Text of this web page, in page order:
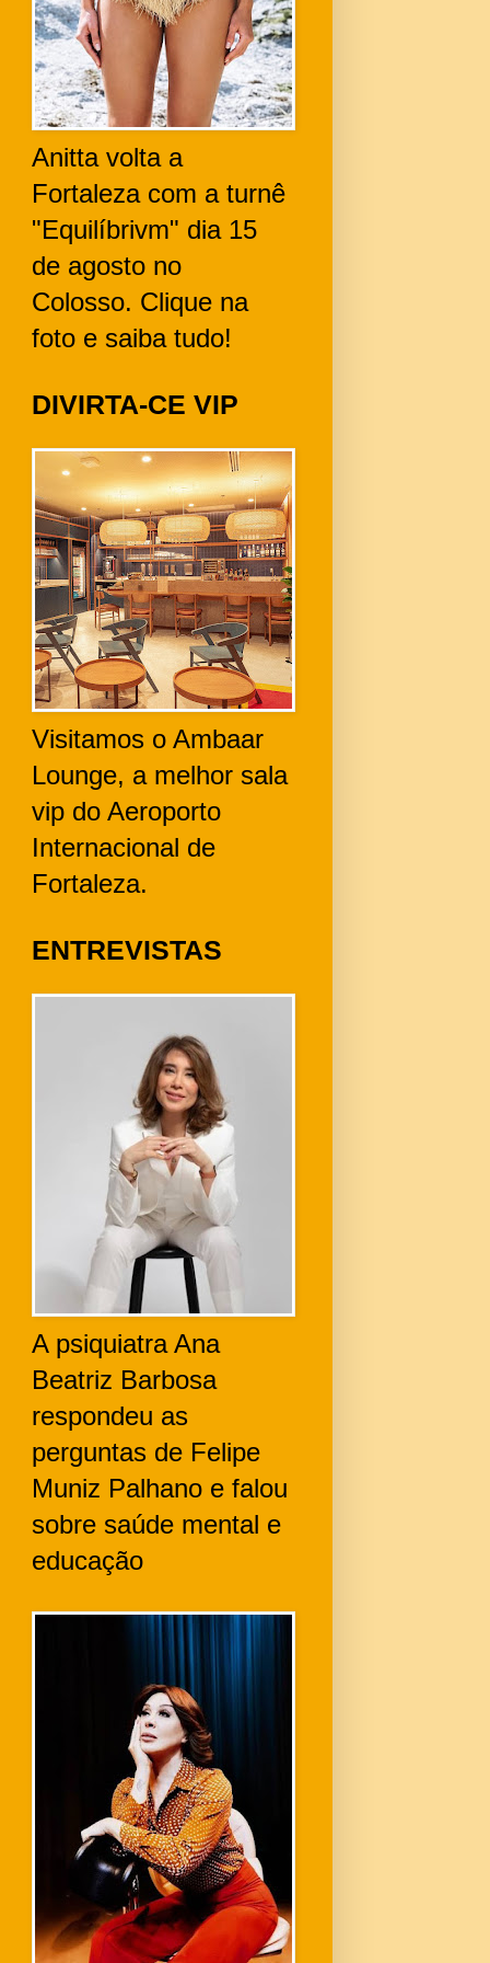
Anitta volta a
Fortaleza com a turnê
"Equilíbrivm" dia 15
de agosto no
Colosso. Clique na
foto e saiba tudo!
DIVIRTA-CE VIP
Visitamos o Ambaar
Lounge, a melhor sala
vip do Aeroporto
Internacional de
Fortaleza.
ENTREVISTAS
A psiquiatra Ana
Beatriz Barbosa
respondeu as
perguntas de Felipe
Muniz Palhano e falou
sobre saúde mental e
educação